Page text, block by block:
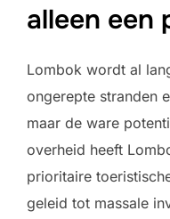
alleen een
Lombok wordt al
ongerepte stranden
maar de ware
overheid heeft
prioritaire
geleid tot massale